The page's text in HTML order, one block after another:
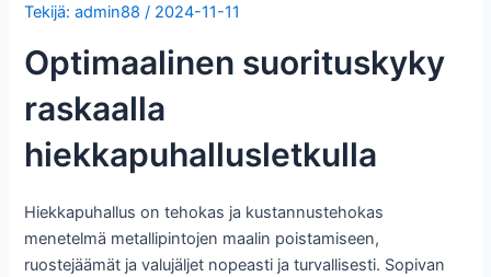
Tekijä:admin88/ 2024-11-11
Optimaalinen suorituskyky
raskaalla
hiekkapuhallusletkulla
Hiekkapuhallus on tehokas ja kustannustehokas
menetelmä metallipintojen maalin poistamiseen,
ruostejäämät ja valujäljet ​​nopeasti ja turvallisesti. Sopivan